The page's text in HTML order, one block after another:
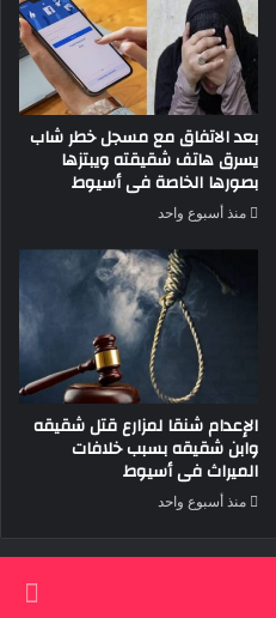
بعد الاتفاق مع مسجل خطر شاب
يسرق هاتف شقيقته ويبتزها
بصورها الخاصة فى أسيوط
منذ أسبوع واحد
الإعدام شنقا لمزارع قتل شقيقه
وابن شقيقه بسبب خلافات
الميراث فى أسيوط
منذ أسبوع واحد